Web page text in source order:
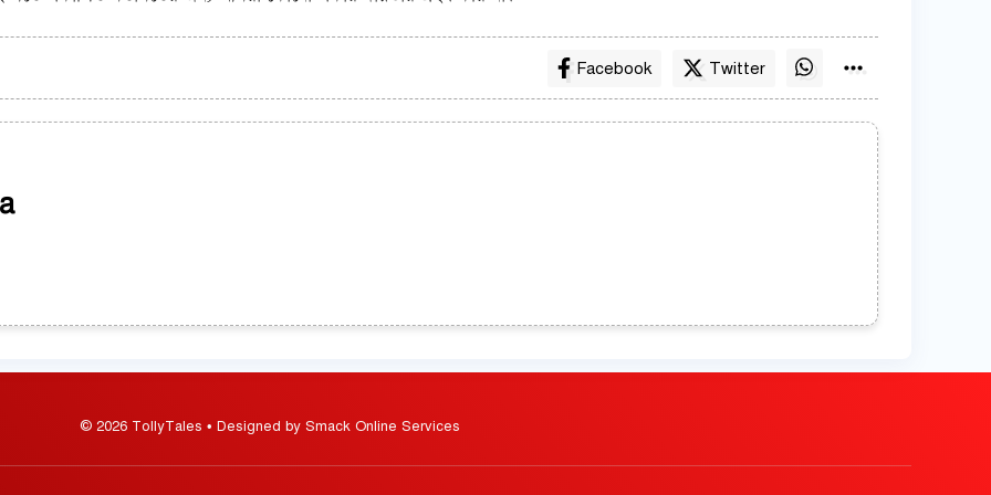
Facebook Twitter
© 2026 TollyTales • Designed by Smack Online Services